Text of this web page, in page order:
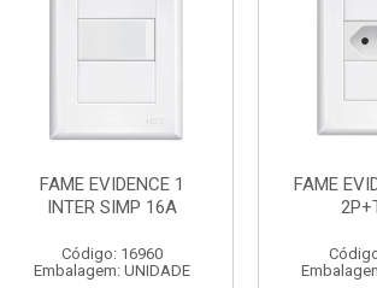
FAME EVIDENCE 1
INTER SIMP 16A
Código: 16960
Embalagem: UNIDADE
FAME